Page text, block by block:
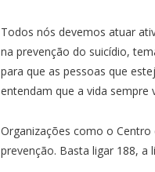
Todos nós devemos atuar
na prevenção do suicídio,
para que as pessoas que
entendam que a vida sempre
Organizações como o Centro
prevenção. Basta ligar 188, a